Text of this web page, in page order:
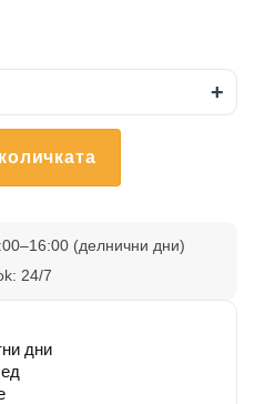
+
(делнични дни)
24/7
дни